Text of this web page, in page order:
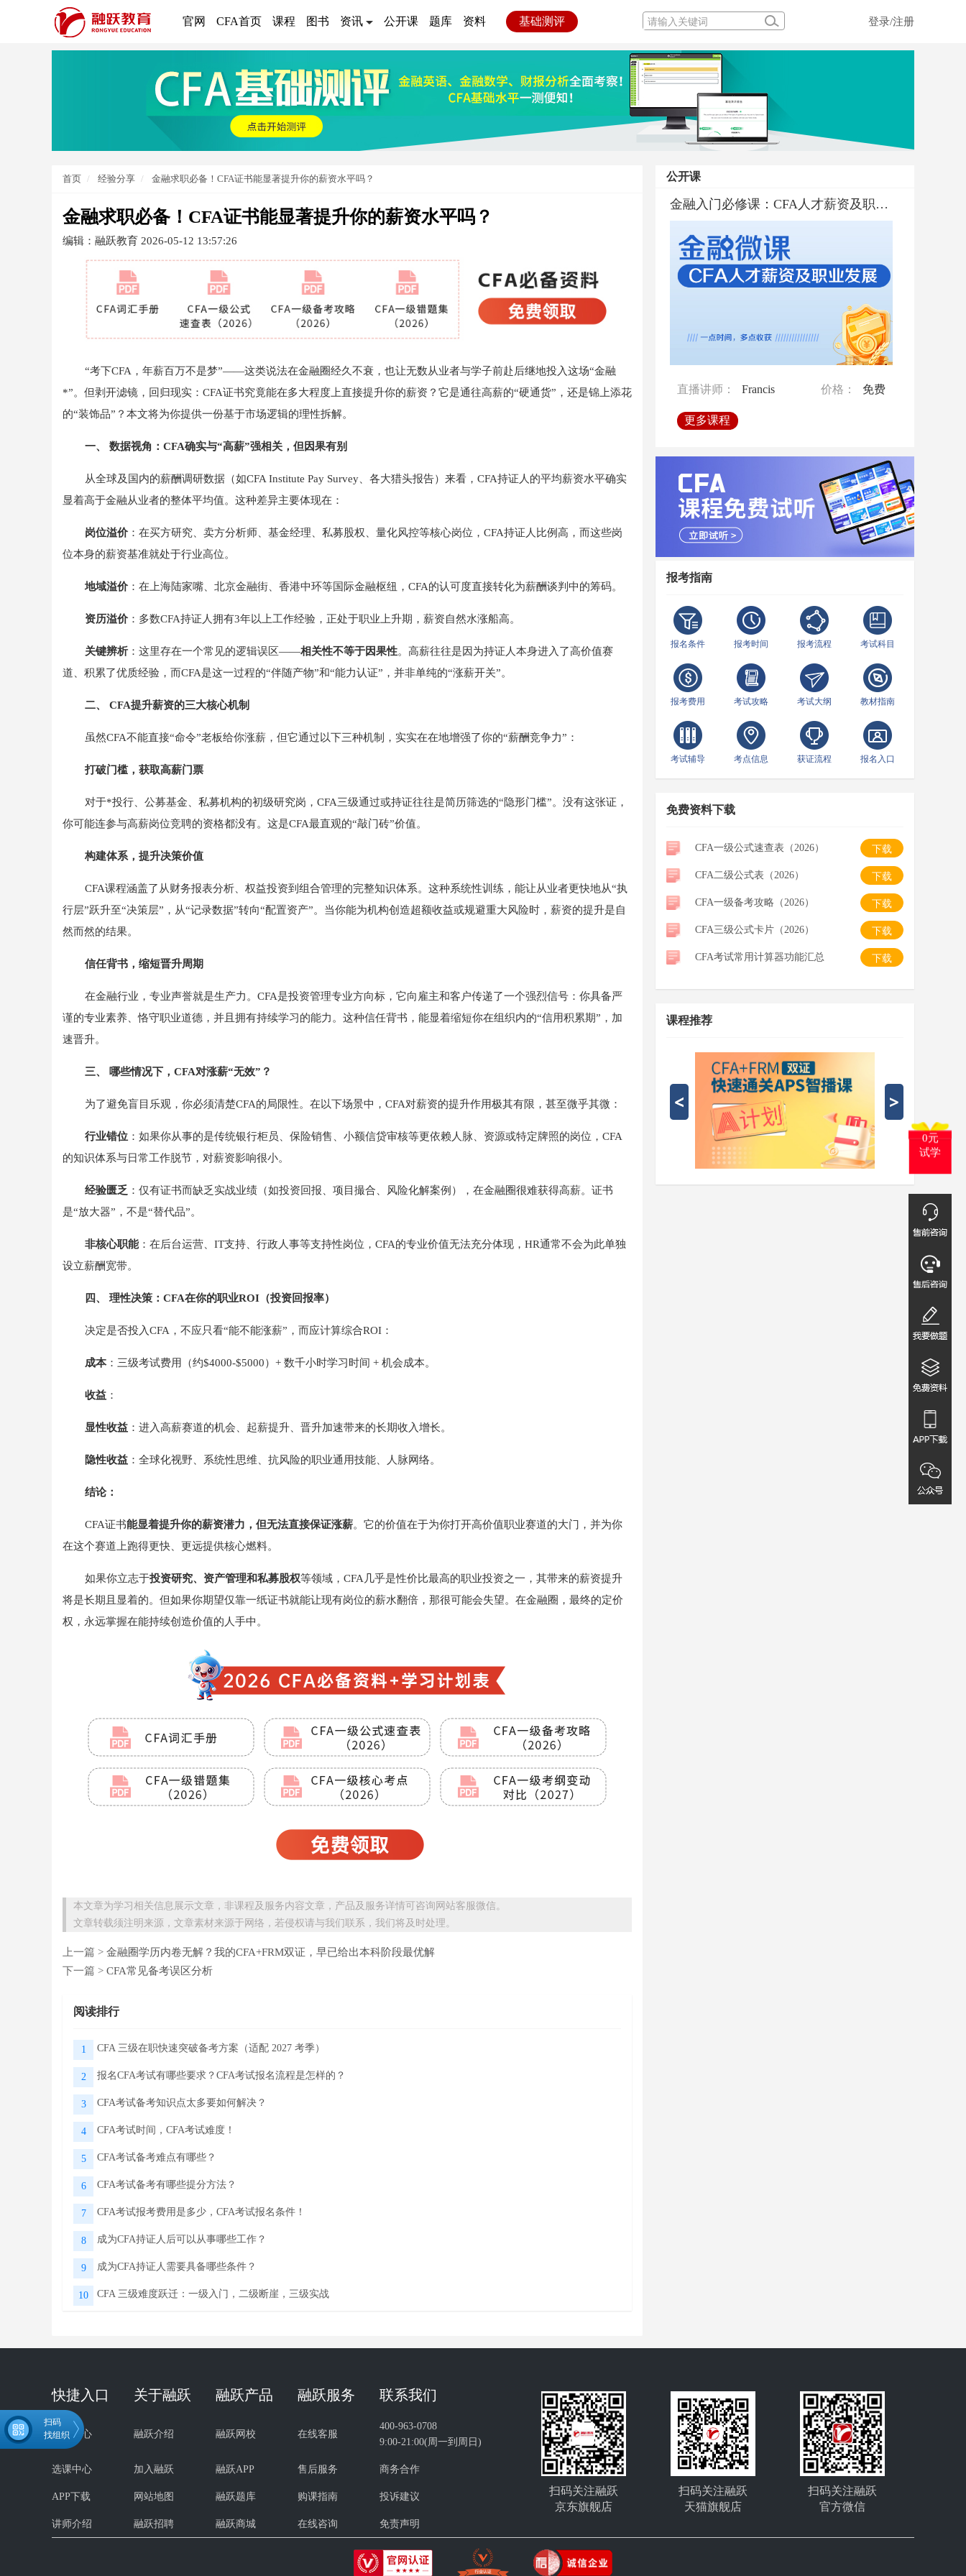
官网 CFA首页 课程 图书 资讯 公开课 题库 资料 基础测评 登录/注册
首页 经验分享 金融求职必备！CFA证书能显著提升你的薪资水平吗？
金融求职必备！CFA证书能显著提升你的薪资水平吗？
编辑：融跃教育 2026-05-12 13:57:26
“考下CFA，年薪百万不是梦”——这类说法在金融圈经久不衰，也让无数从业者与学子前赴后继地投入这场“金融
*”。但剥开滤镜，回归现实：CFA证书究竟能在多大程度上直接提升你的薪资？它是通往高薪的“硬通货”，还是锦上添花
的“装饰品”？本文将为你提供一份基于市场逻辑的理性拆解。
一、 数据视角：CFA确实与“高薪”强相关，但因果有别
从全球及国内的薪酬调研数据（如CFA Institute Pay Survey、各大猎头报告）来看，CFA持证人的平均薪资水平确实
显着高于金融从业者的整体平均值。这种差异主要体现在：
岗位溢价：在买方研究、卖方分析师、基金经理、私募股权、量化风控等核心岗位，CFA持证人比例高，而这些岗
位本身的薪资基准就处于行业高位。
地域溢价：在上海陆家嘴、北京金融街、香港中环等国际金融枢纽，CFA的认可度直接转化为薪酬谈判中的筹码。
资历溢价：多数CFA持证人拥有3年以上工作经验，正处于职业上升期，薪资自然水涨船高。
关键辨析：这里存在一个常见的逻辑误区——相关性不等于因果性。高薪往往是因为持证人本身进入了高价值赛
道、积累了优质经验，而CFA是这一过程的“伴随产物”和“能力认证”，并非单纯的“涨薪开关”。
二、 CFA提升薪资的三大核心机制
虽然CFA不能直接“命令”老板给你涨薪，但它通过以下三种机制，实实在在地增强了你的“薪酬竞争力”：
打破门槛，获取高薪门票
对于*投行、公募基金、私募机构的初级研究岗，CFA三级通过或持证往往是简历筛选的“隐形门槛”。没有这张证，
你可能连参与高薪岗位竞聘的资格都没有。这是CFA最直观的“敲门砖”价值。
构建体系，提升决策价值
CFA课程涵盖了从财务报表分析、权益投资到组合管理的完整知识体系。这种系统性训练，能让从业者更快地从“执
行层”跃升至“决策层”，从“记录数据”转向“配置资产”。当你能为机构创造超额收益或规避重大风险时，薪资的提升是自
然而然的结果。
信任背书，缩短晋升周期
在金融行业，专业声誉就是生产力。CFA是投资管理专业方向标，它向雇主和客户传递了一个强烈信号：你具备严
谨的专业素养、恪守职业道德，并且拥有持续学习的能力。这种信任背书，能显着缩短你在组织内的“信用积累期”，加
速晋升。
三、 哪些情况下，CFA对涨薪“无效”？
为了避免盲目乐观，你必须清楚CFA的局限性。在以下场景中，CFA对薪资的提升作用极其有限，甚至微乎其微：
行业错位：如果你从事的是传统银行柜员、保险销售、小额信贷审核等更依赖人脉、资源或特定牌照的岗位，CFA
的知识体系与日常工作脱节，对薪资影响很小。
经验匮乏 ：仅有证书而缺乏实战业绩（如投资回报、项目撮合、风险化解案例），在金融圈很难获得高薪。证书
是“放大器”，不是“替代品”。
非核心职能：在后台运营、IT支持、行政人事等支持性岗位，CFA的专业价值无法充分体现，HR通常不会为此单独
设立薪酬宽带。
四、 理性决策：CFA在你的职业ROI（投资回报率）
决定是否投入CFA，不应只看“能不能涨薪”，而应计算综合ROI：
成本：三级考试费用（约$4000-$5000）+ 数千小时学习时间 + 机会成本。
收益：
显性收益：进入高薪赛道的机会、起薪提升、晋升加速带来的长期收入增长。
隐性收益：全球化视野、系统性思维、抗风险的职业通用技能、人脉网络。
结论：
CFA证书能显着提升你的薪资潜力，但无法直接保证涨薪。它的价值在于为你打开高价值职业赛道的大门，并为你
在这个赛道上跑得更快、更远提供核心燃料。
如果你立志于投资研究、资产管理和私募股权等领域，CFA几乎是性价比最高的职业投资之一，其带来的薪资提升
将是长期且显着的。但如果你期望仅靠一纸证书就能让现有岗位的薪水翻倍，那很可能会失望。在金融圈，最终的定价
权，永远掌握在能持续创造价值的人手中。
本文章为学习相关信息展示文章，非课程及服务内容文章，产品及服务详情可咨询网站客服微信。
文章转载须注明来源，文章素材来源于网络，若侵权请与我们联系，我们将及时处理。
上一篇 > 金融圈学历内卷无解？我的CFA+FRM双证，早已给出本科阶段最优解
下一篇 > CFA常见备考误区分析
阅读排行
1 CFA 三级在职快速突破备考方案（适配 2027 考季）
2 报名CFA考试有哪些要求？CFA考试报名流程是怎样的？
3 CFA考试备考知识点太多要如何解决？
4 CFA考试时间，CFA考试难度！
5 CFA考试备考难点有哪些？
6 CFA考试备考有哪些提分方法？
7 CFA考试报考费用是多少，CFA考试报名条件！
8 成为CFA持证人后可以从事哪些工作？
9 成为CFA持证人需要具备哪些条件？
10 CFA 三级难度跃迁：一级入门，二级断崖，三级实战
公开课
直播讲师： 价格： 免费
更多课程
金融入门必修课：CFA人才薪资及职业发展
直播讲师： Francis 价格： 免费
更多课程
直播讲师： 价格： 免费
更多课程
报考指南
报名条件 报考时间 报考流程 考试科目
报考费用 考试攻略 考试大纲 教材指南
考试辅导 考点信息 获证流程 报名入口
免费资料下载
CFA一级公式速查表（2026） 下载
CFA二级公式表（2026） 下载
CFA一级备考攻略（2026） 下载
CFA三级公式卡片（2026） 下载
CFA考试常用计算器功能汇总 下载
课程推荐
扫码
找组织
微信扫码关注公众号 领取CFA学习资料
0元
试学
快捷入口 关于融跃 融跃产品 融跃服务 联系我们
试听中心 融跃介绍 融跃网校 在线客服
400-963-0708
9:00-21:00(周一到周日)
选课中心 加入融跃 融跃APP 售后服务 商务合作
APP下载 网站地图 融跃题库 购课指南 投诉建议
讲师介绍 融跃招聘 融跃商城 在线咨询 免责声明
扫码关注融跃
京东旗舰店
扫码关注融跃
天猫旗舰店
扫码关注融跃
官方微信